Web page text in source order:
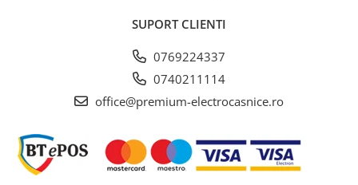
SUPORT CLIENTI
0769224337
0740211114
office@premium-electrocasnice.ro